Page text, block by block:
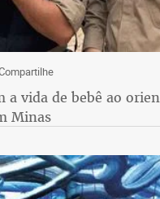
a vida de bebê ao
Minas